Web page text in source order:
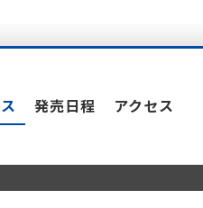
発売日程 アクセス